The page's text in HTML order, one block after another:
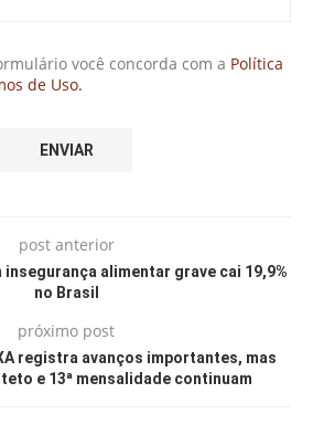
você concorda com a Política
de Uso.
post anterior
insegurança alimentar grave cai 19,9%
no Brasil
próximo post
registra avanços importantes, mas
e 13ª mensalidade continuam